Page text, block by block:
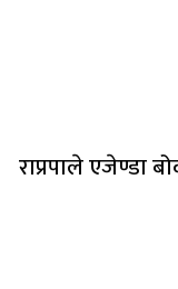
राप्रपाले एजेण्डा